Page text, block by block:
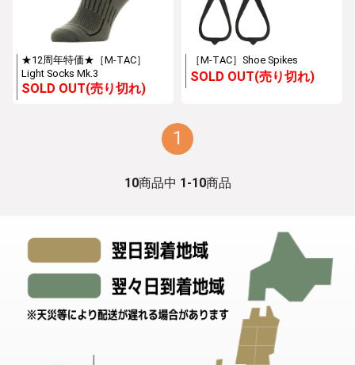
★12周年特価★［M-TAC］
Light Socks Mk.3
SOLD OUT(売り切れ)
［M-TAC］Shoe Spikes
SOLD OUT(売り切れ)
1
10商品中 1-10商品